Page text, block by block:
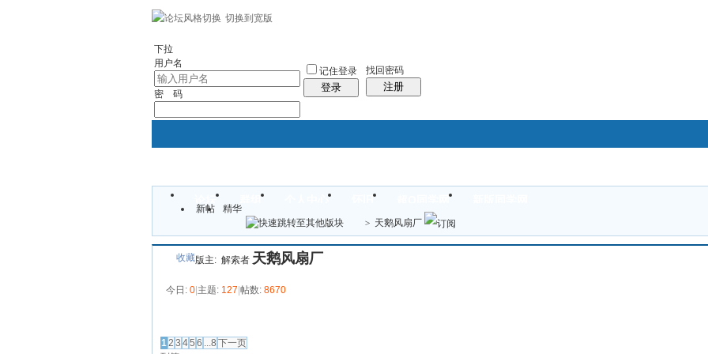
切换到宽版
下拉
用户名
密 码
记住登录
登录
找回密码
注册
论坛 群组 个人中心 怀旧 超Q同学网
新帖
精华
> 天鹅风扇厂
版主: 解索者 天鹅风扇厂
收藏
今日: 0|主题: 127|帖数: 8670
12 3 45 6 ...8 下一页